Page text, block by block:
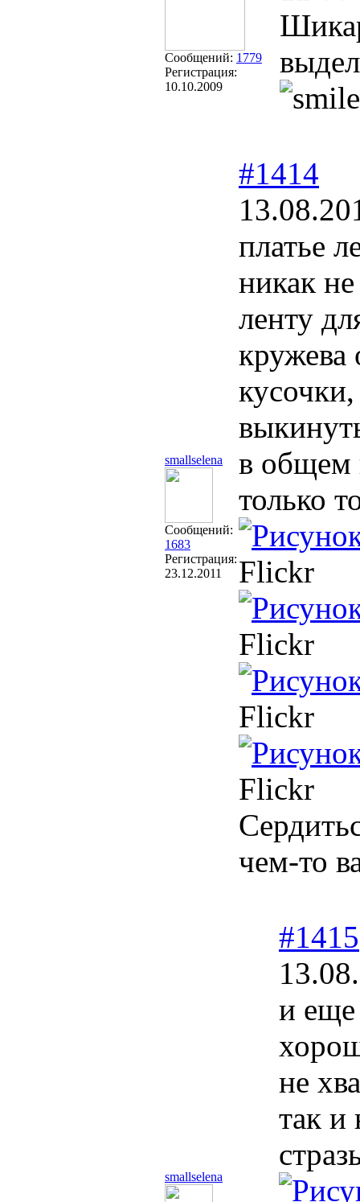
Сообщений: 1779
Регистрация:
10.10.2009
smallselena
Сообщений:
1683
Регистрация:
23.12.2011
#1414
платье
никак
ленту
кружева
в общем
только
Flickr
Flickr
Flickr
Flickr
чем-то
smallselena
#1415
и еще
не
так и